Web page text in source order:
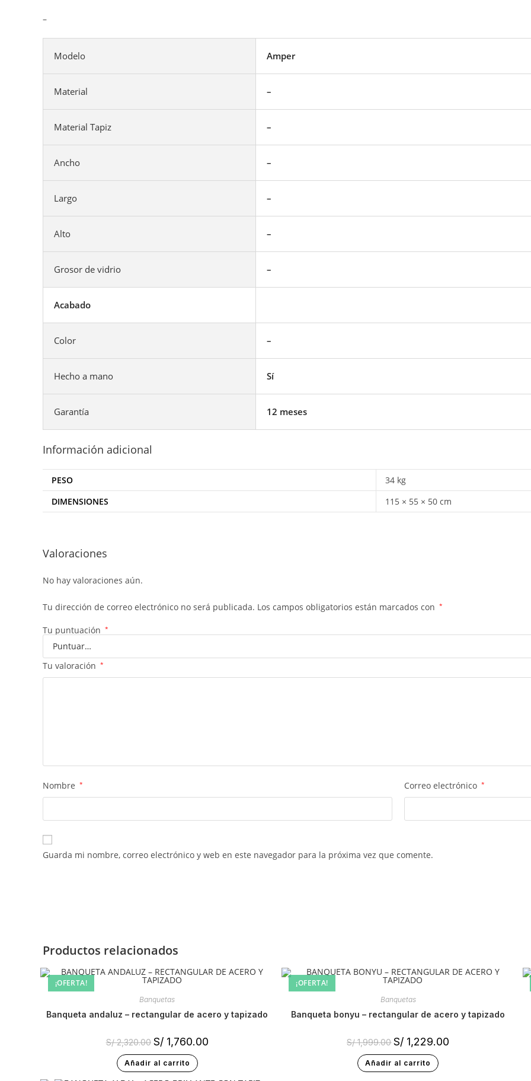
–
Modelo Amper
Material –
Material Tapiz –
Ancho –
Largo –
Alto –
Grosor de vidrio –
Acabado
Color –
Hecho a mano Sí
Garantía 12 meses
Información adicional
PESO
34 kg
DIMENSIONES
115 × 55 × 50 cm
Valoraciones
No hay valoraciones aún.
Tu dirección de correo electrónico no será publicada. Los campos obligatorios están marcados con *
Tu puntuación *
Tu valoración *
Nombre * Correo electrónico *
Guarda mi nombre, correo electrónico y web en este navegador para la próxima vez que comente.
Productos relacionados
¡OFERTA!
Banquetas
banqueta andaluz – rectangular de acero y tapizado
S/2,320.00 S/1,760.00
Añadir al carrito
¡OFERTA!
Banquetas
banqueta bonyu – rectangular de acero y tapizado
S/1,999.00 S/ 1,229.00
Añadir al carrito